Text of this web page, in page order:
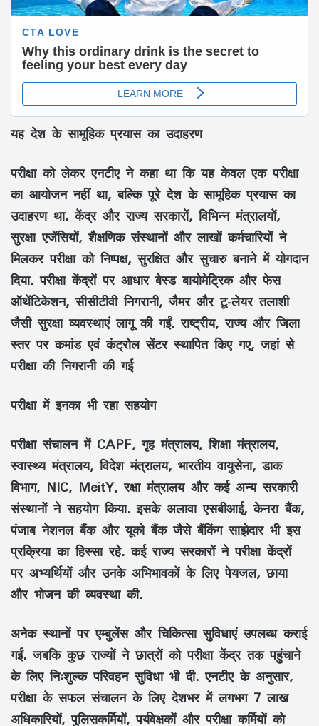
यह देश के सामूहिक प्रयास का उदाहरण
परीक्षा को लेकर एनटीए ने कहा था कि यह केवल एक परीक्षा
का आयोजन नहीं था, बल्कि पूरे देश के सामूहिक प्रयास का
उदाहरण था. केंद्र और राज्य सरकारों, विभिन्न मंत्रालयों,
सुरक्षा एजेंसियों, शैक्षणिक संस्थानों और लाखों कर्मचारियों ने
मिलकर परीक्षा को निष्पक्ष, सुरक्षित और सुचारु बनाने में योगदान
दिया. परीक्षा केंद्रों पर आधार बेस्ड बायोमेट्रिक और फेस
ऑथेंटिकेशन, सीसीटीवी निगरानी, जैमर और टू-लेयर तलाशी
जैसी सुरक्षा व्यवस्थाएं लागू की गईं. राष्ट्रीय, राज्य और जिला
स्तर पर कमांड एवं कंट्रोल सेंटर स्थापित किए गए, जहां से
परीक्षा की निगरानी की गई
परीक्षा में इनका भी रहा सहयोग
परीक्षा संचालन में CAPF, गृह मंत्रालय, शिक्षा मंत्रालय,
स्वास्थ्य मंत्रालय, विदेश मंत्रालय, भारतीय वायुसेना, डाक
विभाग, NIC, MeitY, रक्षा मंत्रालय और कई अन्य सरकारी
संस्थानों ने सहयोग किया. इसके अलावा एसबीआई, केनरा बैंक,
पंजाब नेशनल बैंक और यूको बैंक जैसे बैंकिंग साझेदार भी इस
प्रक्रिया का हिस्सा रहे. कई राज्य सरकारों ने परीक्षा केंद्रों
पर अभ्यर्थियों और उनके अभिभावकों के लिए पेयजल, छाया
और भोजन की व्यवस्था की.
अनेक स्थानों पर एम्बुलेंस और चिकित्सा सुविधाएं उपलब्ध कराई
गईं. जबकि कुछ राज्यों ने छात्रों को परीक्षा केंद्र तक पहुंचाने
के लिए निःशुल्क परिवहन सुविधा भी दी. एनटीए के अनुसार,
परीक्षा के सफल संचालन के लिए देशभर में लगभग 7 लाख
अधिकारियों, पुलिसकर्मियों, पर्यवेक्षकों और परीक्षा कर्मियों को